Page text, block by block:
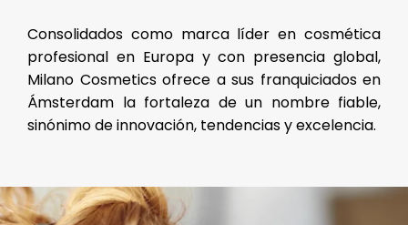
Consolidados como marca líder en cosmética
profesional en Europa y con presencia global,
Milano Cosmetics ofrece a sus franquiciados en
Ámsterdam la fortaleza de un nombre fiable,
sinónimo de innovación, tendencias y excelencia.